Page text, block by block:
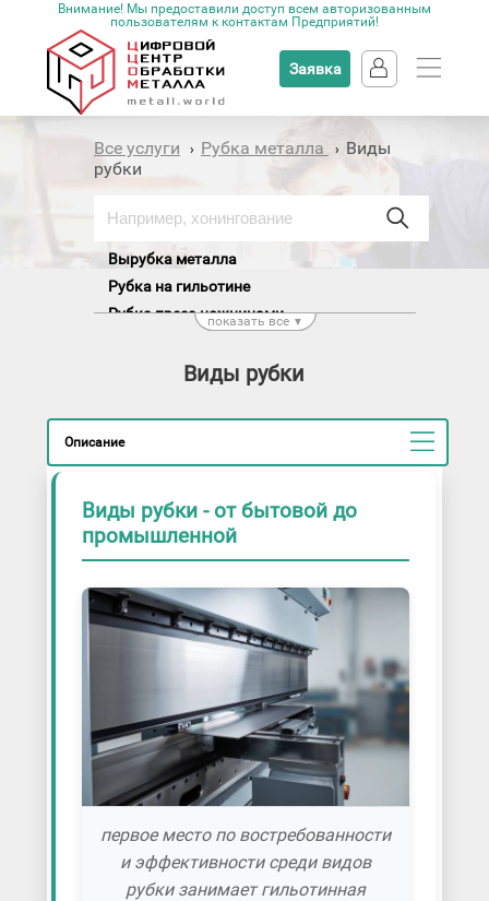
Внимание! Мы предоставили доступ всем авторизованным
пользователям к контактам Предприятий!
Заявка
Все услуги › Рубка металла › Виды
рубки
Вырубка металла
Рубка на гильотине
Рубка пресс-ножницами
показать все ▼
Виды рубки
Описание
Виды рубки - от бытовой до
промышленной
первое место по востребованности
и эффективности среди видов
рубки занимает гильотинная